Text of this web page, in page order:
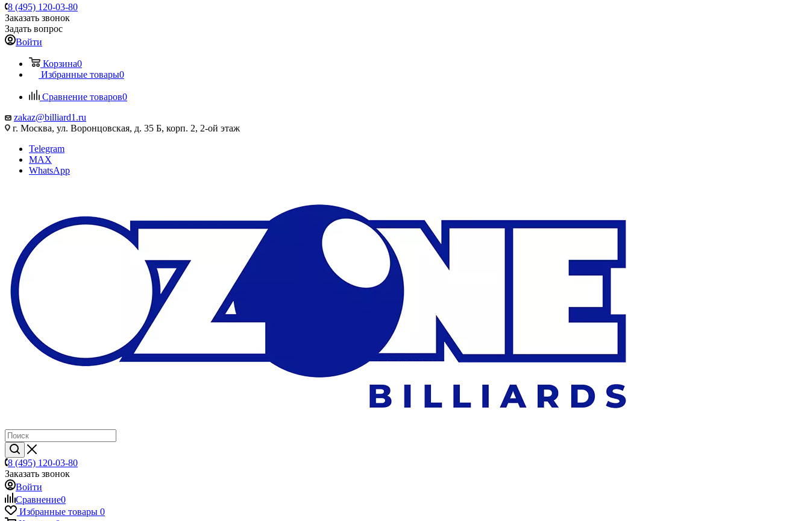
8 (495) 120-03-80
Заказать звонок
Задать вопрос
Войти
Корзина0
Избранные товары0
Сравнение товаров0
zakaz@billiard1.ru
г. Москва, ул. Воронцовская, д. 35 Б, корп. 2, 2-ой этаж
Telegram
MAX
WhatsApp
8 (495) 120-03-80
Заказать звонок
Войти
Сравнение0
Избранные товары 0